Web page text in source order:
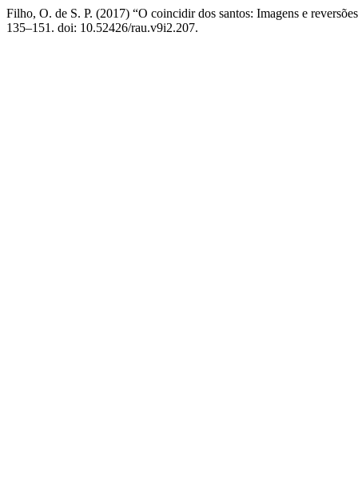
Filho, O. de S. P. (2017) “O coincidir dos santos: Imagens e
135–151. doi: 10.52426/rau.v9i2.207.